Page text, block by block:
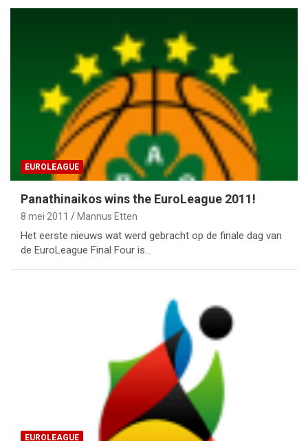
EUROLEAGUE
Panathinaikos wins the EuroLeague 2011!
8 mei 2011 Mannus Etten
Het eerste nieuws wat werd gebracht op de finale dag van
de EuroLeague Final Four is…
EUROLEAGUE